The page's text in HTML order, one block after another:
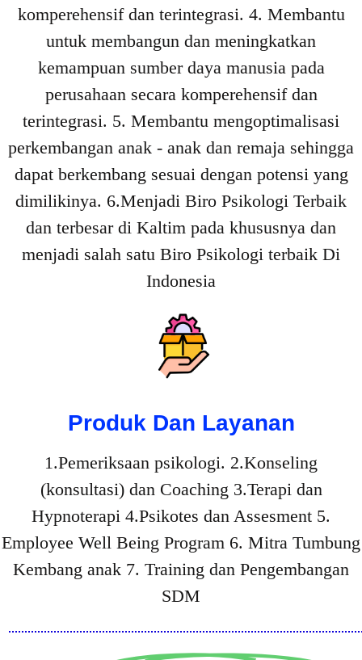
komperehensif dan terintegrasi. 4. Membantu
untuk membangun dan meningkatkan
kemampuan sumber daya manusia pada
perusahaan secara komperehensif dan
terintegrasi. 5. Membantu mengoptimalisasi
perkembangan anak - anak dan remaja sehingga
dapat berkembang sesuai dengan potensi yang
dimilikinya. 6.Menjadi Biro Psikologi Terbaik
dan terbesar di Kaltim pada khususnya dan
menjadi salah satu Biro Psikologi terbaik Di
Indonesia
Produk Dan Layanan
1.Pemeriksaan psikologi. 2.Konseling
(konsultasi) dan Coaching 3.Terapi dan
Hypnoterapi 4.Psikotes dan Assesment 5.
Employee Well Being Program 6. Mitra Tumbung
Kembang anak 7. Training dan Pengembangan
SDM